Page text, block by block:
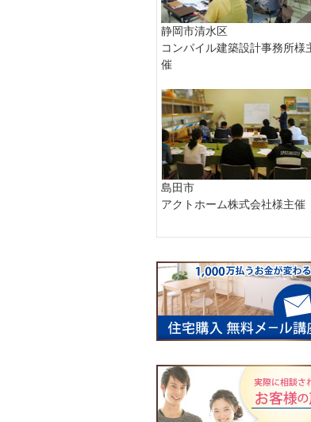
静岡市清水区
コンパイル建築設計事務所様
催
島田市
アクトホーム株式会社様主催